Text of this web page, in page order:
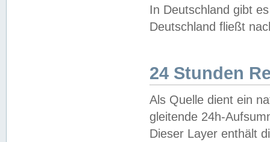
In Deutschland gibt
Deutschland fließt
24 Stunden
Als Quelle dient ein
gleitende 24h-
Dieser Layer enthält